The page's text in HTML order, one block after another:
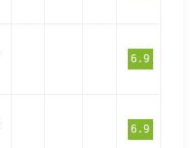
6.9
6.9